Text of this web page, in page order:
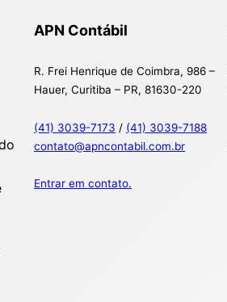
APN Contábil
R. Frei Henrique de Coimbra, 986 –
Hauer, Curitiba – PR, 81630-220
(41) 3039-7173 / (41) 3039-7188
contato@apncontabil.com.br
Entrar em contato.